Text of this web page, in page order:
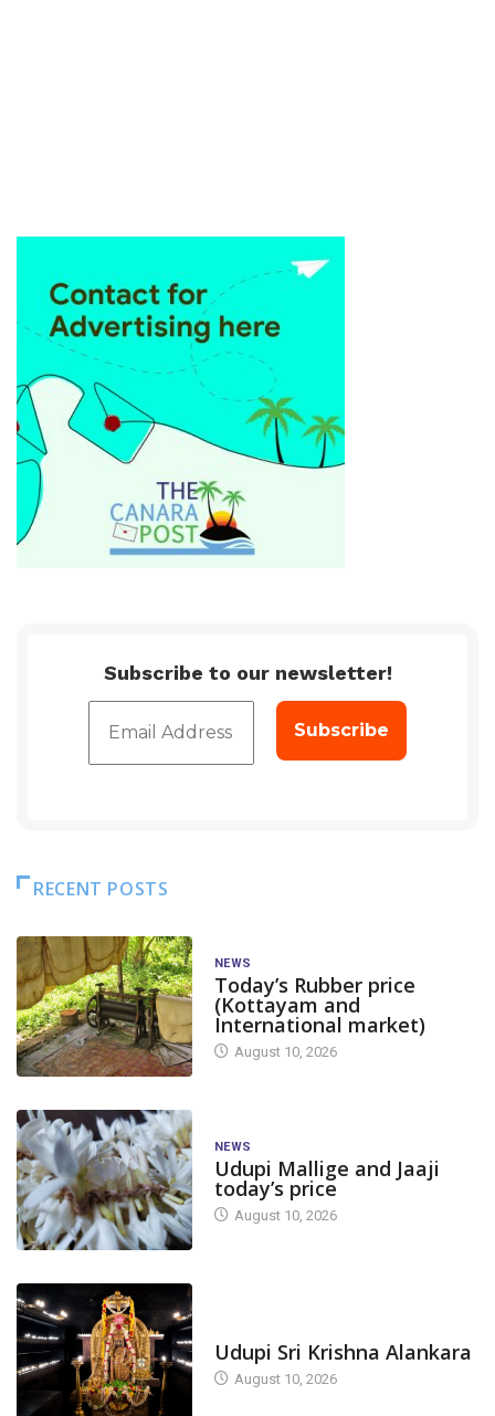
Subscribe to our newsletter!
RECENT POSTS
NEWS
Today’s Rubber price
(Kottayam and
International market)
August 10, 2026
NEWS
Udupi Mallige and Jaaji
today’s price
August 10, 2026
Udupi Sri Krishna Alankara
August 10, 2026